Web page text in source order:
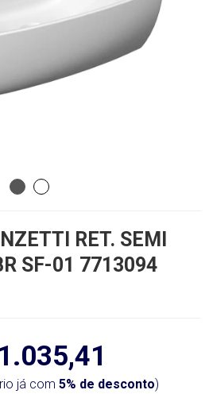
RET. SEMI
SF-01 7713094
já com 5% de desconto)